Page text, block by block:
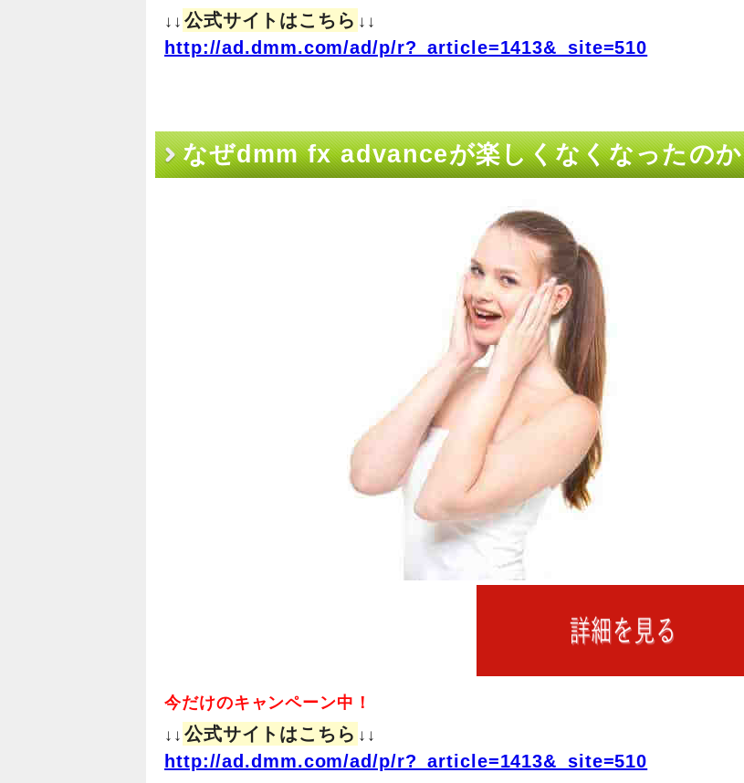
↓↓ 公式サイトはこちら ↓↓
http://ad.dmm.com/ad/p/r?_article=1413&_site=510
なぜdmm fx advanceが楽しくなくなったのか
今だけのキャンペーン中！
↓↓ 公式サイトはこちら ↓↓
http://ad.dmm.com/ad/p/r?_article=1413&_site=510